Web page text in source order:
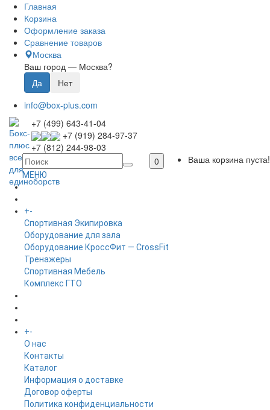
Главная
Корзина
Оформление заказа
Сравнение товаров
Москва
Ваш город — Москва?
info@box-plus.com
+7 (499) 643-41-04
+7 (919) 284-97-37
+7 (812) 244-98-03
0
Ваша корзина пуста!
МЕНЮ
ГЛАВНАЯ
+-
Спортивная Экипировка
Оборудование для зала
Оборудование КроссФит — CrossFit
Тренажеры
Спортивная Мебель
Комплекс ГТО
+-
O нас
Контакты
Каталог
Информация о доставке
Договор оферты
Политика конфиденциальности